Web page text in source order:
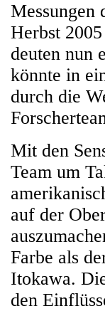
Messungen
Herbst
deuten nun
könnte in
durch die
Mit den
Team um
auf der
Farbe als
Itokawa.
den